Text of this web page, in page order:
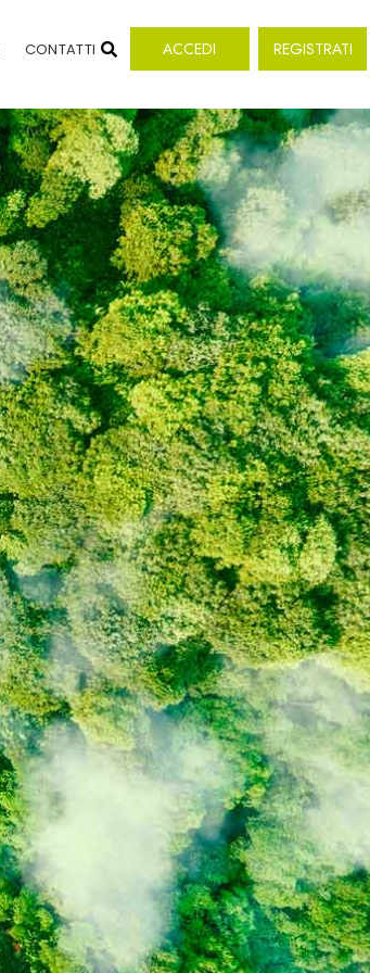
CONTATTI ACCEDI REGISTRATI